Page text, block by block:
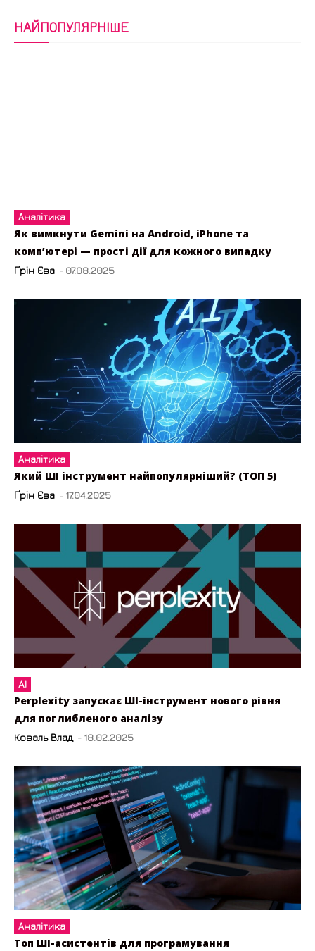
НАЙПОПУЛЯРНІШЕ
Аналітика
Як вимкнути Gemini на Android, iPhone та
комп’ютері — прості дії для кожного випадку
Ґрін Єва - 07.08.2025
Аналітика
Який ШІ інструмент найпопулярніший? (ТОП 5)
Ґрін Єва - 17.04.2025
AI
Perplexity запускає ШІ-інструмент нового рівня
для поглибленого аналізу
Коваль Влад - 18.02.2025
Аналітика
Топ ШІ-асистентів для програмування